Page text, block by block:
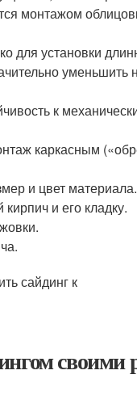
монтажом
для установки
уменьшить
к
каркасным
и цвет материала.
и его кладку.
своими